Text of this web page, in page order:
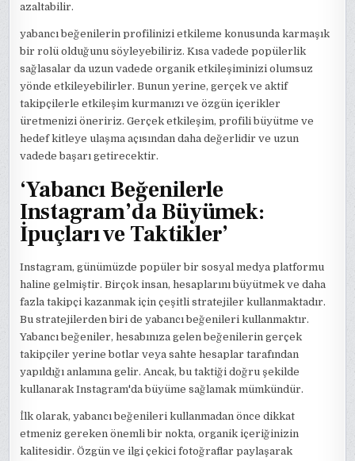
azaltabilir.
yabancı beğenilerin profilinizi etkileme konusunda karmaşık
bir rolü olduğunu söyleyebiliriz. Kısa vadede popülerlik
sağlasalar da uzun vadede organik etkileşiminizi olumsuz
yönde etkileyebilirler. Bunun yerine, gerçek ve aktif
takipçilerle etkileşim kurmanızı ve özgün içerikler
üretmenizi öneririz. Gerçek etkileşim, profili büyütme ve
hedef kitleye ulaşma açısından daha değerlidir ve uzun
vadede başarı getirecektir.
‘Yabancı Beğenilerle
Instagram’da Büyümek:
İpuçları ve Taktikler’
Instagram, günümüzde popüler bir sosyal medya platformu
haline gelmiştir. Birçok insan, hesaplarını büyütmek ve daha
fazla takipçi kazanmak için çeşitli stratejiler kullanmaktadır.
Bu stratejilerden biri de yabancı beğenileri kullanmaktır.
Yabancı beğeniler, hesabınıza gelen beğenilerin gerçek
takipçiler yerine botlar veya sahte hesaplar tarafından
yapıldığı anlamına gelir. Ancak, bu taktiği doğru şekilde
kullanarak Instagram'da büyüme sağlamak mümkündür.
İlk olarak, yabancı beğenileri kullanmadan önce dikkat
etmeniz gereken önemli bir nokta, organik içeriğinizin
kalitesidir. Özgün ve ilgi çekici fotoğraflar paylaşarak